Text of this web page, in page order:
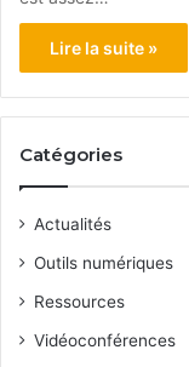
Lire la suite »
Catégories
Actualités
Outils numériques
Ressources
Vidéoconférences